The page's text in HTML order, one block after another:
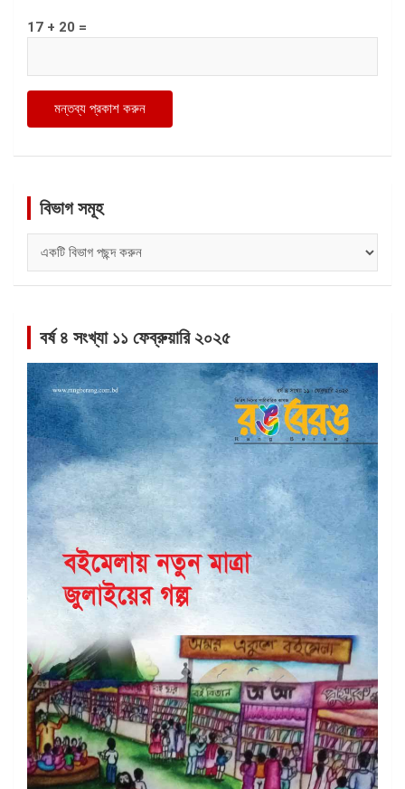
17 + 20 =
বিভাগ সমূহ
সমূহ
বর্ষ ৪ সংখ্যা ১১ ফেব্রুয়ারি ২০২৫